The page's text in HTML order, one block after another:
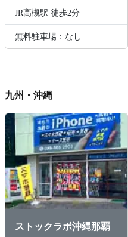
JR高槻駅 徒歩2分
無料駐車場：なし
九州・沖縄
ストックラボ沖縄那覇